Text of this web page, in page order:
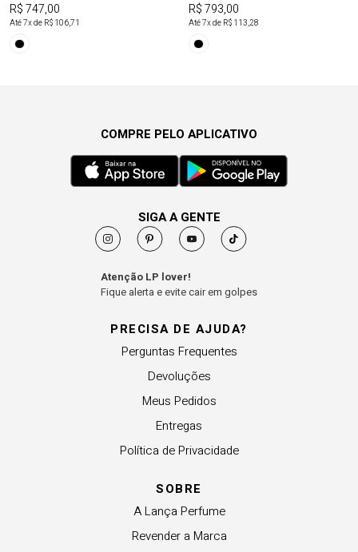
R$ 747,00
Até7x de R$ 106,71
R$ 793,00
Até7x de R$ 113,28
PRECISA DE AJUDA?
Perguntas Frequentes
Devoluções
Meus Pedidos
Entregas
Política de Privacidade
SOBRE
A Lança Perfume
Revender a Marca
COMPRE PELO APLICATIVO
SIGA A GENTE
Atenção LP lover!
Fique alerta e evite cair em golpes